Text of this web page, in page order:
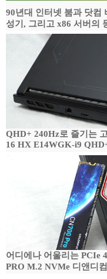
90년대 인터넷 붐과 닷컴
성기, 그리고 x86 서버의
QHD+ 240Hz로 즐기는
16 HX E14WGK-i9
어디에나 어울리는 PCIe
PRO M.2 NVMe 디앤디